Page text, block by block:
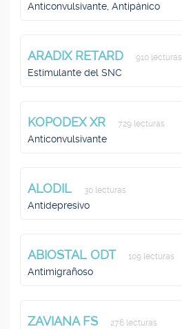
Anticonvulsivante, Antipánico
ARADIX RETARD 910 lecturas
Estimulante del SNC
KOPODEX XR 729 lecturas
Anticonvulsivante
ALODIL 30 lecturas
Antidepresivo
ABIOSTAL ODT 109 lecturas
Antimigrañoso
ZAVIANA FS 276 lecturas